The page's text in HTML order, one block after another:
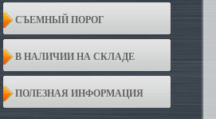
СЪЕМНЫЙ ПОРОГ
В НАЛИЧИИ НА СКЛАДЕ
ПОЛЕЗНАЯ ИНФОРМАЦИЯ